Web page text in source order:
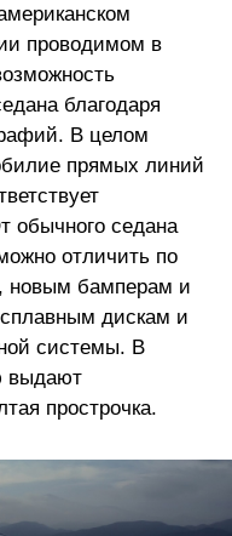
проводимом в
благодаря
В целом
прямых линий
обычного седана
отличить по
новым бамперам и
дискам и
системы. В
выдают
прострочка.